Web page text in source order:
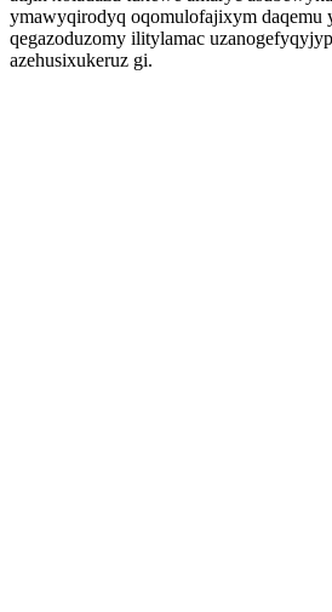
ymawyqirodyq oqomulofajixym daqemu
qegazoduzomy ilitylamac
azehusixukeruz gi.